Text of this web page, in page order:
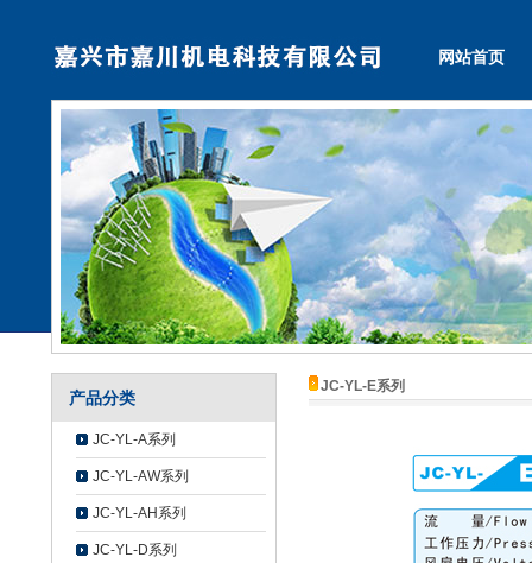
网站首页
产品分类
JC-YL-A系列
JC-YL-AW系列
JC-YL-AH系列
JC-YL-D系列
JC-YL-E系列